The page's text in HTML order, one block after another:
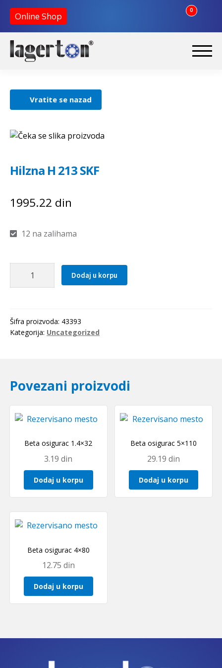
Online Shop
0
Početna
O nama
Kontakt
Vratite se nazad
Hilzna H 213 SKF
1995.22 din
12 na zalihama
količina
Dodaj u korpu
Šifra proizvoda: 43393
Kategorija: Uncategorized
Povezani proizvodi
Beta osigurac 1.4×32
3.19din
Dodaj u korpu
Beta osigurac 5×110
29.19din
Dodaj u korpu
Beta osigurac 4×80
12.75 din
Dodaj u korpu